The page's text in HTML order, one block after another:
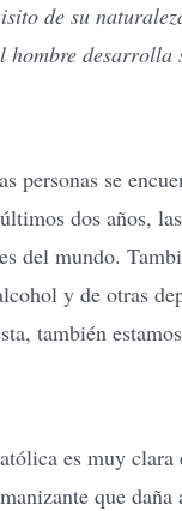
de su
hombre desarrolla
personas se
dos años,
del mundo.
y de otras
también
es muy clara
que